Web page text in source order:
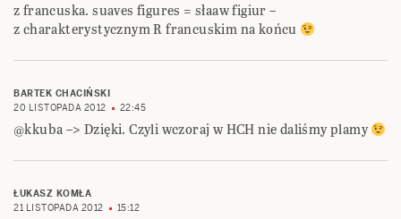
z francuska. suaves figures = słaaw figiur –
z charakterystycznym R francuskim na końcu
BARTEK CHACIŃSKI
20 LISTOPADA 2012
22:45
@kkuba –> Dzięki. Czyli wczoraj w HCH nie daliśmy plamy
ŁUKASZ KOMŁA
21 LISTOPADA 2012
15:12